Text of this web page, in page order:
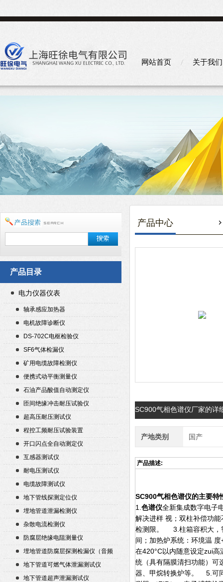
网站首页 关于我们
产品目录
电力仪器仪表
轴承感应加热器
电机故障诊断仪
DS-702C电枢检验仪
SF6气体检漏仪
矿用电缆故障检测仪
便携式动平衡测量仪
石油产品酸值自动测定仪
匝间绝缘冲击耐压试验仪
超高压耐压测试仪
程控工频耐压试验装置
开口闪点全自动测定仪
互感器测试仪
耐电压测试仪
电缆故障测试仪
地下管线探测定位仪
埋地管道泄漏检测仪
杂散电流检测仪
防腐层绝缘电阻测量仪
埋地管道防腐层探测检漏仪（音频
检漏仪）
地下管道可燃气体泄漏测试仪
地下管道超声泄漏测试仪
产品中心
SC900气相色谱仪厂家的详
产地类别 国产
产品描述:
SC900气相色谱仪的主要特
1. 色谱仪全新集成数字电子
解决进样 视；双柱补偿功
检测限。 3.柱箱容积大，
间；加热炉系统：环境温
在420°C以内随意设定zui
统（具有隔膜清扫功能）可
器、甲烷转换炉等。 5.可